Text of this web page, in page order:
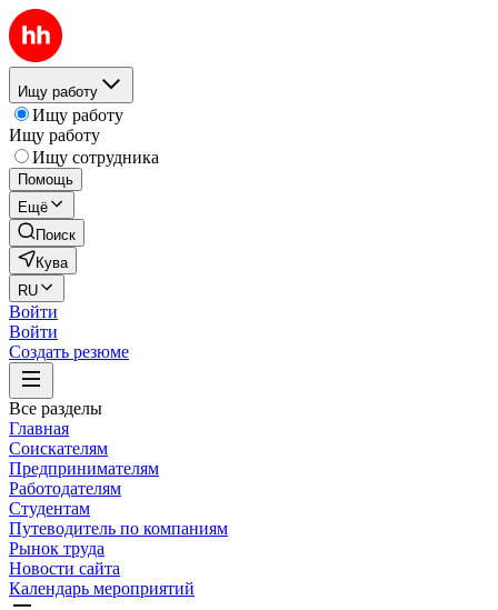
Ищу работу
Ищу работу
Ищу работу
Ищу сотрудника
Помощь
Ещё
Поиск
Кува
RU
Войти
Войти
Создать резюме
Все разделы
Главная
Соискателям
Предпринимателям
Работодателям
Студентам
Путеводитель по компаниям
Рынок труда
Новости сайта
Календарь мероприятий